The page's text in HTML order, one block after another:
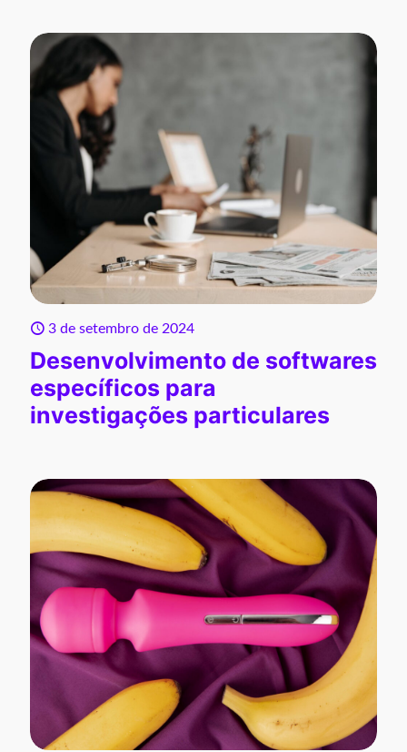
3 de setembro de 2024
Desenvolvimento de softwares
específicos para
investigações particulares